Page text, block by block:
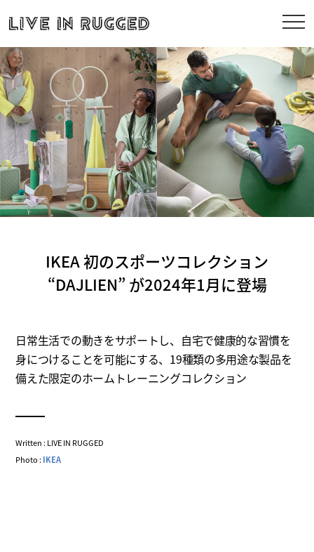
IKEA 初のスポーツコレクション
“DAJLIEN” が2024年1月に登場
日常生活での動きをサポートし、自宅で健康的な習慣を
身につけることを可能にする、19種類の多用途な製品を
備えた限定のホームトレーニングコレクション
Written : LIVE IN RUGGED
Photo :IKEA